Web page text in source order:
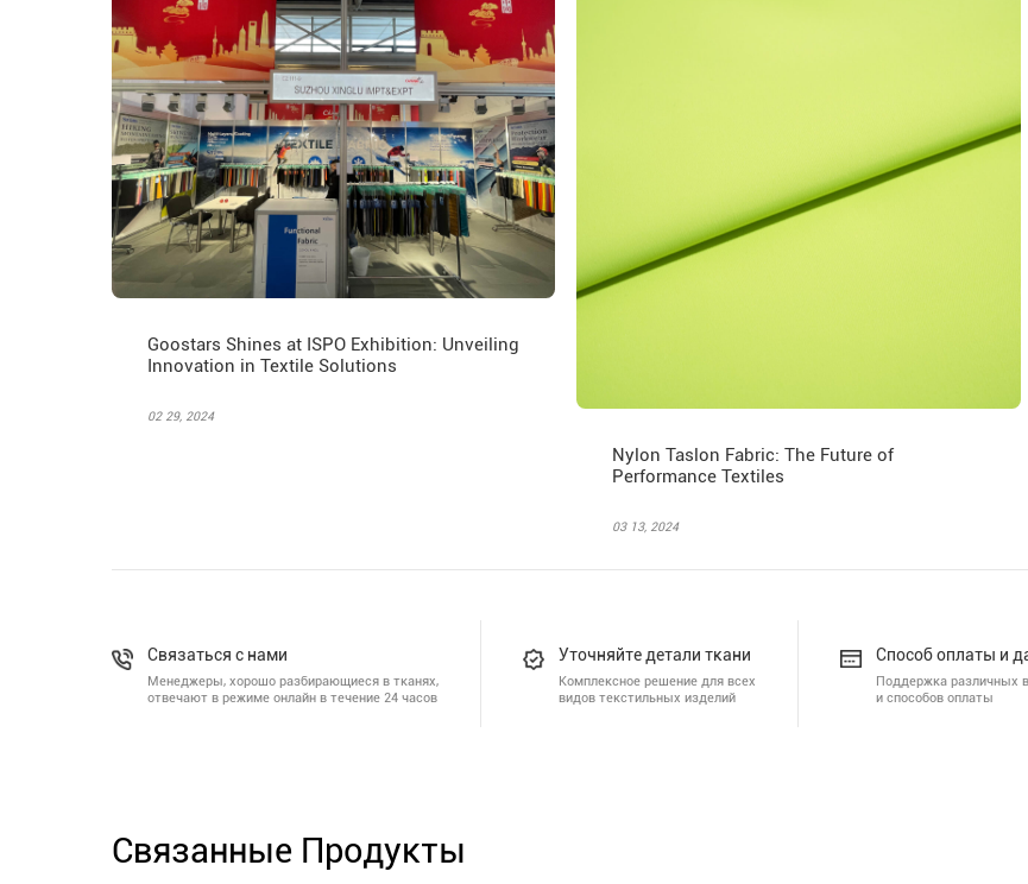
Goostars Shines at ISPO Exhibition: Unveiling
Innovation in Textile Solutions
02 29, 2024
Nylon Taslon Fabric: The Future of
Performance Textiles
03 13, 2024
Связаться с нами
Менеджеры, хорошо разбирающиеся в тканях,
отвечают в режиме онлайн в течение 24 часов
Уточняйте детали ткани
Комплексное решение для всех
видов текстильных изделий
Способ оплаты и
Поддержка различных
и способов оплаты
Связанные Продукты